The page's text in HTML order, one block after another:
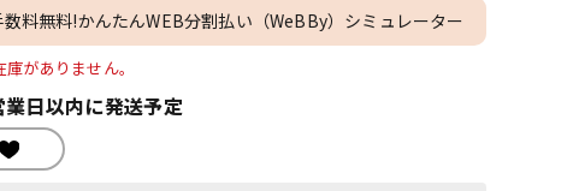
料無料!かんたんWEB分割払い（WeBBy）シミュレーター
庫がありません。
日以内に発送予定